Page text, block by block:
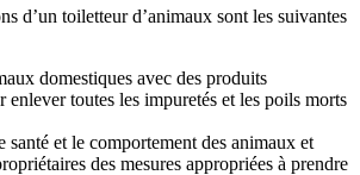
d’un toiletteur d’animaux sont les suivantes
domestiques avec des produits
enlever toutes les impuretés et les poils morts
santé et le comportement des animaux et
des mesures appropriées à prendre